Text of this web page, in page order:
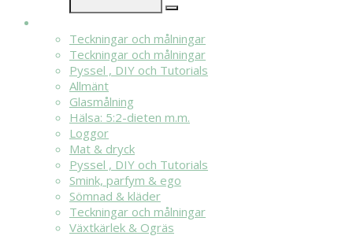
Teckningar och målningar
Teckningar och målningar
Pyssel , DIY och Tutorials
Allmänt
Glasmålning
Hälsa: 5:2-dieten m.m.
Loggor
Mat & dryck
Pyssel , DIY och Tutorials
Smink, parfym & ego
Sömnad & kläder
Teckningar och målningar
Växtkärlek & Ogräs